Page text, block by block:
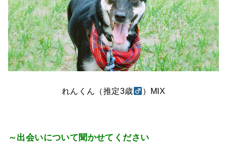
れんくん（推定3歳 ）MIX
～出会いについて聞かせてください